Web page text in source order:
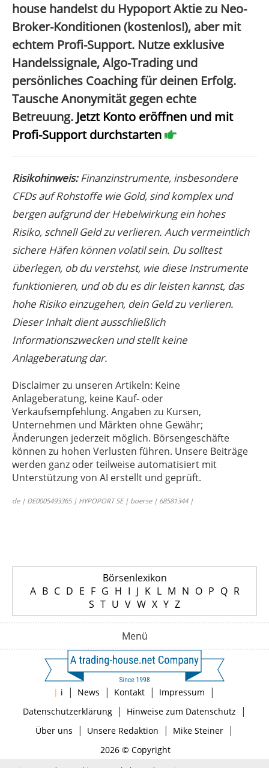
house handelst du Hypoport Aktie zu Neo-
Broker-Konditionen (kostenlos!), aber mit
echtem Profi-Support. Nutze exklusive
Handelssignale, Algo-Trading und
persönliches Coaching für deinen Erfolg.
Tausche Anonymität gegen echte
Betreuung. Jetzt Konto eröffnen und mit
Profi-Support durchstarten
Risikohinweis:Finanzinstrumente, insbesondere
CFDs auf Rohstoffe wie Gold, sind komplex und
bergen aufgrund der Hebelwirkung ein hohes
Risiko, schnell Geld zu verlieren. Auch vermeintlich
sichere Häfen können volatil sein. Du solltest
überlegen, ob du verstehst, wie diese Instrumente
funktionieren, und ob du es dir leisten kannst, das
hohe Risiko einzugehen, dein Geld zu verlieren.
Dieser Inhalt dient ausschließlich
Informationszwecken und stellt keine
Anlageberatung dar.
Disclaimer zu unseren Artikeln: Keine
Anlageberatung, keine Kauf- oder
Verkaufsempfehlung. Angaben zu Kursen,
Unternehmen und Märkten ohne Gewähr;
Änderungen jederzeit möglich. Börsengeschäfte
können zu hohen Verlusten führen. Unsere Beiträge
werden ganz oder teilweise automatisiert mit
Unterstützung von AI erstellt und geprüft.
de | DE0005493365 | HYPOPORT SE | boerse | 68581344 |
Börsenlexikon
A B C D E F G H I J K L M N O P Q R
S T U V W X Y Z
Menü
| i | News | Kontakt | Impressum |
Datenschutzerklärung| Hinweise zum Datenschutz |
Über uns | Unsere Redaktion | Mike Steiner|
2026 © Copyright